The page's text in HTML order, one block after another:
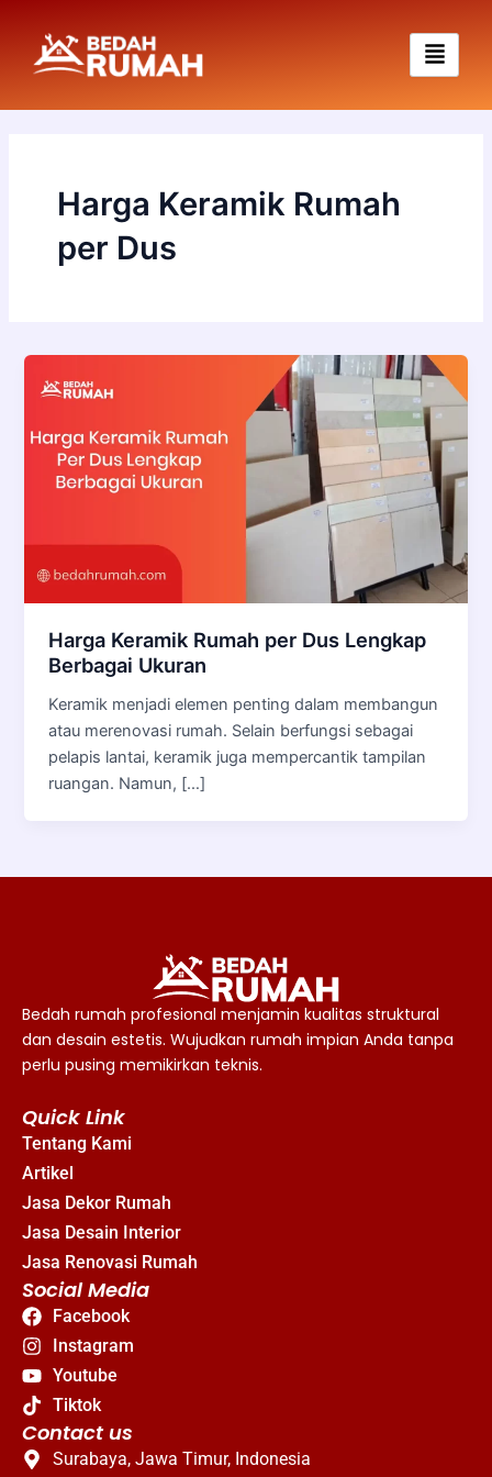
content
Harga Keramik Rumah
per Dus
Harga Keramik Rumah per Dus Lengkap
Berbagai Ukuran
Keramik menjadi elemen penting dalam membangun
atau merenovasi rumah. Selain berfungsi sebagai
pelapis lantai, keramik juga mempercantik tampilan
ruangan. Namun, […]
Bedah rumah profesional menjamin kualitas struktural
dan desain estetis. Wujudkan rumah impian Anda tanpa
perlu pusing memikirkan teknis.
Quick Link
Tentang Kami
Artikel
Jasa Dekor Rumah
Jasa Desain Interior
Jasa Renovasi Rumah
Social Media
Facebook
Instagram
Youtube
Tiktok
Contact us
Surabaya, Jawa Timur, Indonesia